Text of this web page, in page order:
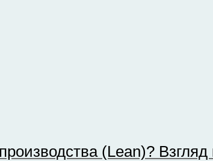
(Lean)?